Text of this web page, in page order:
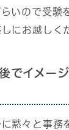
いので受験
にお越しく
でイメー
黙々と事務